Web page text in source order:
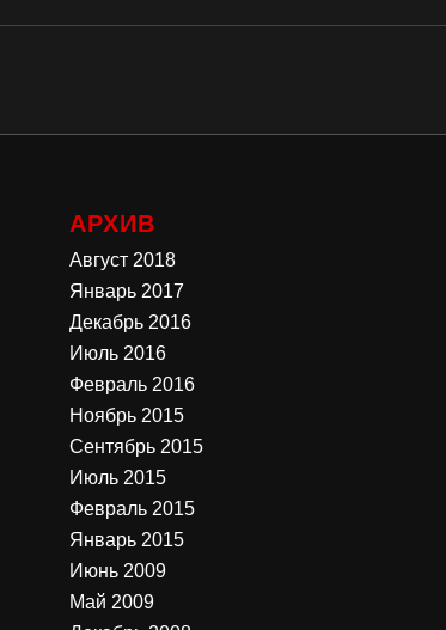
АРХИВ
Август 2018
Январь 2017
Декабрь 2016
Июль 2016
Февраль 2016
Ноябрь 2015
Сентябрь 2015
Июль 2015
Февраль 2015
Январь 2015
Июнь 2009
Май 2009